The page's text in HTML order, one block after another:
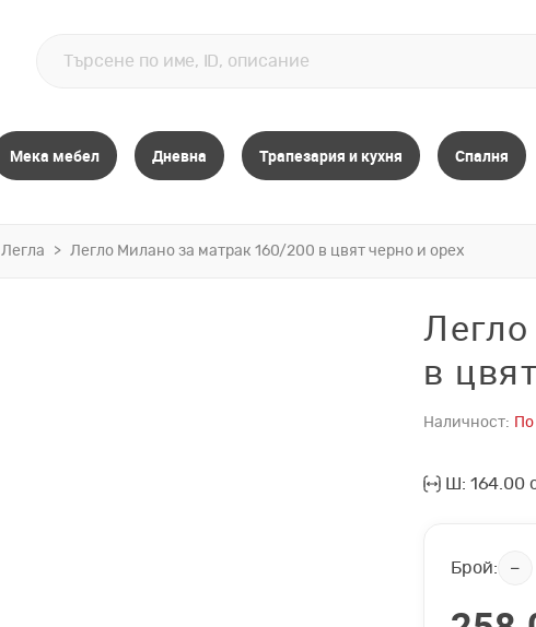
Мека мебел Дневна Трапезария и кухня Спалня
Легла Легло Милано за матрак 160/200 в цвят черно и орех
в
Наличност:
Ш: 164.00
Брой: